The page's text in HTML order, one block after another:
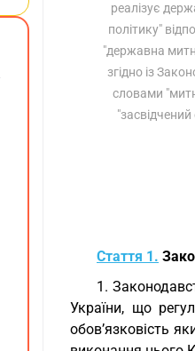
реалізує
політику"
"державна
згідно із
словами
Стаття 1.
1.
України, що
обов’язковість